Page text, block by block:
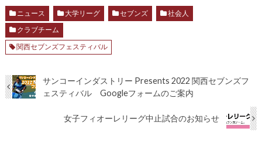
ニュース 大学リーグ セブンズ
社会人
クラブチーム
関西セブンズフェスティバル
サンコーインダストリー Presents 2022 関西セブンズフ
ェスティバル Googleフォームのご案内
女子フィオーレリーグ中止試合のお知らせ